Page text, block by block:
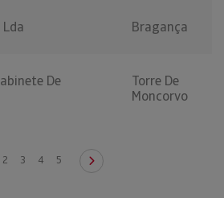
Lda Bragança
De
Torre De
Moncorvo
2 3 4 5